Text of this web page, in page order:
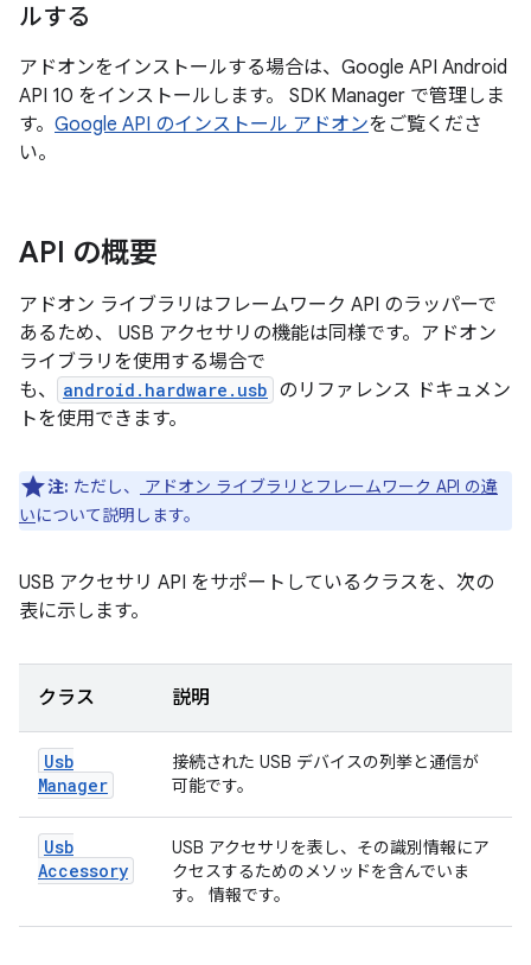
ルする
アドオンをインストールする場合は、Google API Android
API 10 をインストールします。 SDK Manager で管理しま
す。 Google API のインストール アドオンをご覧くださ
い。
API の概要
アドオン ライブラリはフレームワーク API のラッパーで
あるため、 USB アクセサリの機能は同様です。アドオン
ライブラリを使用する場合で
も、
android.hardware.usb のリファレンス ドキュメン
トを使用できます。
注: ただし、
アドオン ライブラリとフレームワーク API の違
いについて説明します。
USB アクセサリ API をサポートしているクラスを、次の
表に示します。
クラス 説明
Usb
Manager
接続された USB デバイスの列挙と通信が
可能です。
Usb
Accessory
USB アクセサリを表し、その識別情報にア
クセスするためのメソッドを含んでいま
す。 情報です。